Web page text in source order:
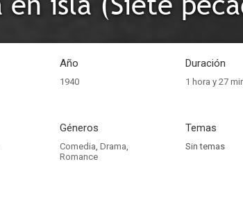
Año
1940
Duración
1 hora y 27
Géneros
Comedia, Drama,
Romance
Temas
Sin temas